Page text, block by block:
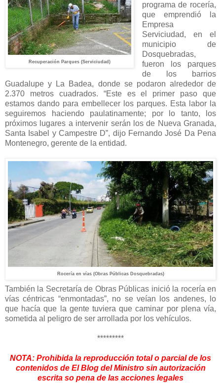
Recuperación Parques (Serviciudad)
programa de rocería,
que emprendió la
Empresa
Serviciudad, en el
municipio de
Dosquebradas,
fueron los parques
de los barrios
Guadalupe y La Badea, donde se podaron alrededor de
2.370 metros cuadrados. “Este es el primer paso que
estamos dando para embellecer los parques. Esta labor la
seguiremos haciendo paulatinamente; por lo tanto, los
próximos lugares a intervenir serán los de Nueva Granada,
Santa Isabel y Campestre D”, dijo Fernando José Da Pena
Montenegro, gerente de la entidad.
Rocería en vías (Obras Públicas Dosquebradas)
También la Secretaría de Obras Públicas inició la rocería en
vías céntricas “enmontadas”, no se veían los andenes, lo
que hacía que la gente tuviera que caminar por plena vía,
sometida al peligro de ser arrollada por los vehículos.
*********
NOTA: Prohibida la reproducción total o parcial de los
contenidos de El Blog del Ministro sin autorización
escrita so pena de las acciones legales